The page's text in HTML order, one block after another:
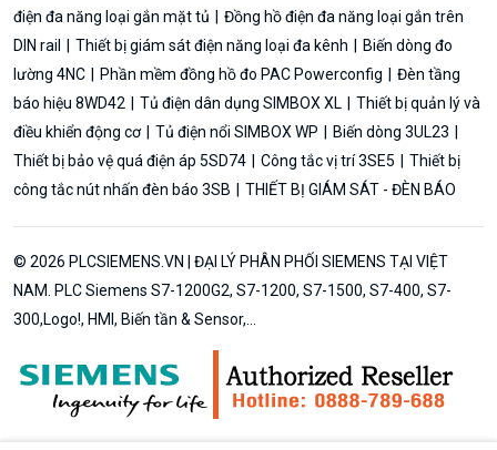
điện đa năng loại gắn mặt tủ
Đồng hồ điện đa năng loại gắn trên
DIN rail
Thiết bị giám sát điện năng loại đa kênh
Biến dòng đo
lường 4NC
Phần mềm đồng hồ đo PAC Powerconfig
Đèn tầng
báo hiệu 8WD42
Tủ điện dân dụng SIMBOX XL
Thiết bị quản lý và
điều khiển động cơ
Tủ điện nổi SIMBOX WP
Biến dòng 3UL23
Thiết bị bảo vệ quá điện áp 5SD74
Công tắc vị trí 3SE5
Thiết bị
công tắc nút nhấn đèn báo 3SB
THIẾT BỊ GIÁM SÁT - ĐÈN BÁO
© 2026 PLCSIEMENS.VN | ĐẠI LÝ PHÂN PHỐI SIEMENS TẠI VIỆT
NAM. PLC Siemens S7-1200G2, S7-1200, S7-1500, S7-400, S7-
300,Logo!, HMI, Biến tần & Sensor,...